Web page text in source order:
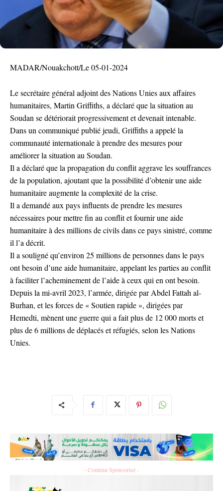
MADAR/Nouakchott/Le 05-01-2024
Le secrétaire général adjoint des Nations Unies aux affaires
humanitaires, Martin Griffiths, a déclaré que la situation au
Soudan se détériorait progressivement et devenait intenable.
Dans un communiqué publié jeudi, Griffiths a appelé la
communauté internationale à prendre des mesures pour
améliorer la situation au Soudan.
Il a déclaré que la propagation du conflit aggrave les souffrances
de la population, ajoutant que la possibilité d’obtenir une aide
humanitaire augmente la complexité de la crise.
Il a demandé aux pays influents de prendre les mesures
nécessaires pour mettre fin au conflit et fournir une aide
humanitaire à des millions de civils dans ce pays sinistré, comme
il l’a décrit.
Il a souligné qu’environ 25 millions de personnes dans le pays
ont besoin d’une aide humanitaire, appelant les parties au conflit
à faciliter l’acheminement de l’aide à ceux qui en ont besoin.
Depuis la mi-avril 2023, l’armée, dirigée par Abdel Fattah al-
Burhan, et les forces de « Soutien rapide », dirigées par
Hemedti, mènent une guerre qui a fait plus de 12 000 morts et
plus de 6 millions de déplacés et réfugiés, selon les Nations
Unies.
- Contenu Sponsorisé -